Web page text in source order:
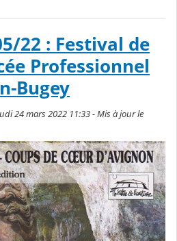
22 : Festival de
Professionnel
Bugey
24 mars 2022 11:33 - Mis à jour le